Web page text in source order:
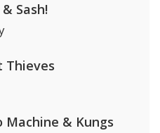
Sash!
Thieves
Machine & Kungs